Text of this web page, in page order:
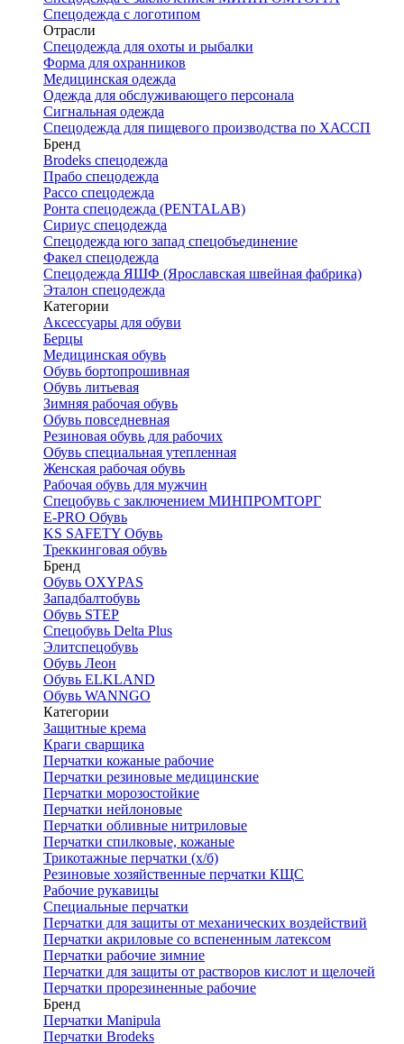
Спецодежда с логотипом
Отрасли
Спецодежда для охоты и рыбалки
Форма для охранников
Медицинская одежда
Одежда для обслуживающего персонала
Сигнальная одежда
Спецодежда для пищевого производства по ХАССП
Бренд
Brodeks спецодежда
Прабо спецодежда
Рассо спецодежда
Ронта спецодежда (PENTALAB)
Сириус спецодежда
Спецодежда юго запад спецобъединение
Факел спецодежда
Спецодежда ЯШФ (Ярославская швейная фабрика)
Эталон спецодежда
Категории
Аксессуары для обуви
Берцы
Медицинская обувь
Обувь бортопрошивная
Обувь литьевая
Зимняя рабочая обувь
Обувь повседневная
Резиновая обувь для рабочих
Обувь специальная утепленная
Женская рабочая обувь
Рабочая обувь для мужчин
Спецобувь с заключением МИНПРОМТОРГ
E-PRO Обувь
KS SAFETY Обувь
Треккинговая обувь
Бренд
Обувь OXYPAS
Западбалтобувь
Обувь STEP
Спецобувь Delta Plus
Элитспецобувь
Обувь Леон
Обувь ELKLAND
Обувь WANNGO
Категории
Защитные крема
Краги сварщика
Перчатки кожаные рабочие
Перчатки резиновые медицинские
Перчатки морозостойкие
Перчатки нейлоновые
Перчатки обливные нитриловые
Перчатки спилковые, кожаные
Трикотажные перчатки (х/б)
Резиновые хозяйственные перчатки КЩС
Рабочие рукавицы
Специальные перчатки
Перчатки для защиты от механических воздействий
Перчатки акриловые со вспененным латексом
Перчатки рабочие зимние
Перчатки для защиты от растворов кислот и щелочей
Перчатки прорезиненные рабочие
Бренд
Перчатки Manipula
Перчатки Brodeks